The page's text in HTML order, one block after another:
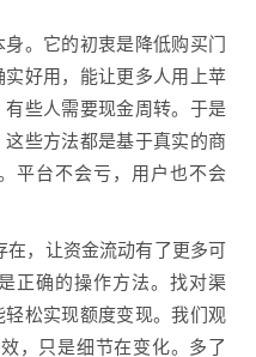
。它的初衷是降低购买门
好用，能让更多人用上苹
些人需要现金周转。于是
些方法都是基于真实的商
平台不会亏，用户也不会
在，让资金流动有了更多可
正确的操作方法。找对渠
松实现额度变现。我们观
，只是细节在变化。多了